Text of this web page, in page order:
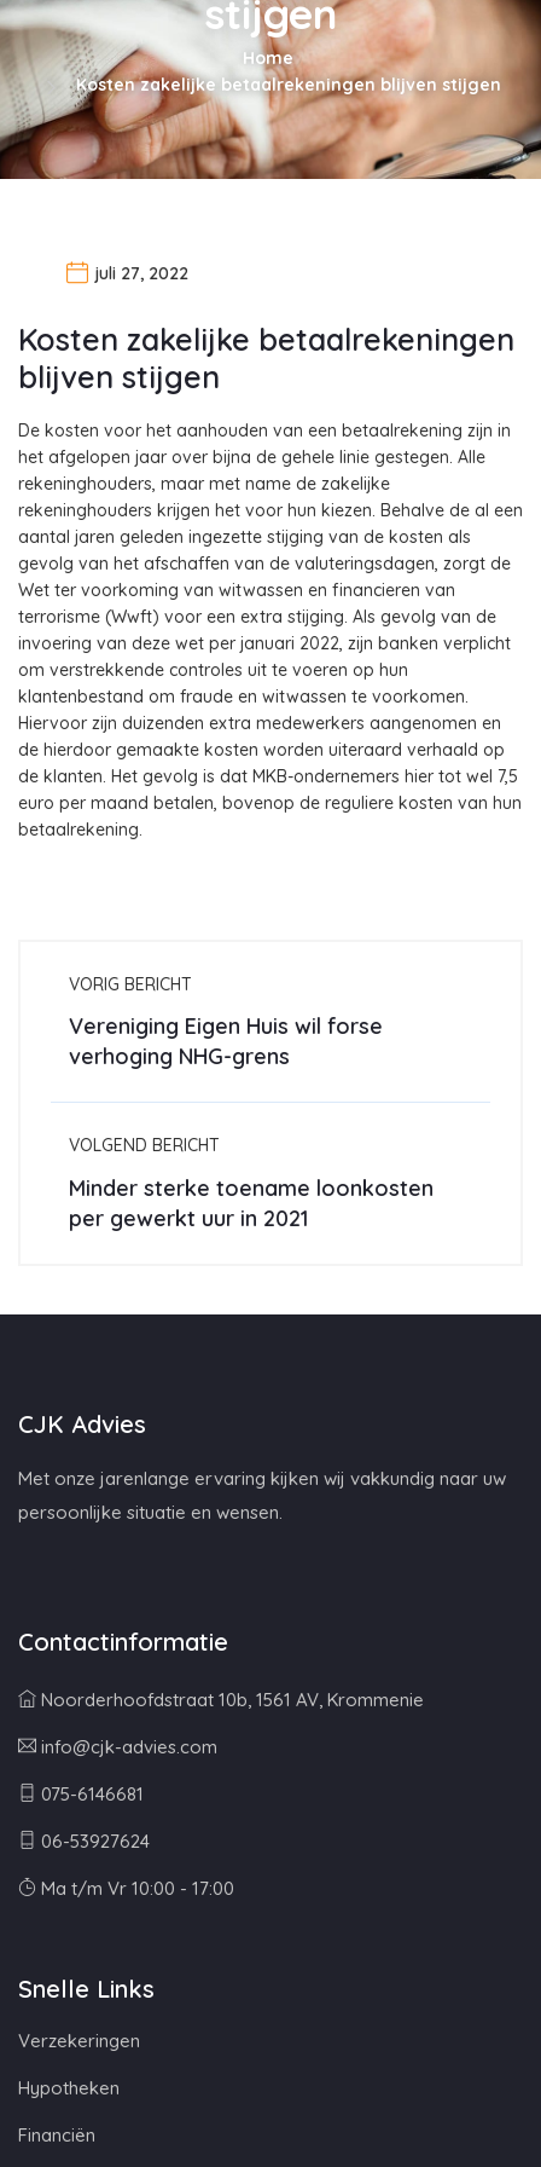
stijgen
Home
Kosten zakelijke betaalrekeningen blijven stijgen
juli 27, 2022
Kosten zakelijke betaalrekeningen
blijven stijgen
De kosten voor het aanhouden van een betaalrekening zijn in
het afgelopen jaar over bijna de gehele linie gestegen. Alle
rekeninghouders, maar met name de zakelijke
rekeninghouders krijgen het voor hun kiezen. Behalve de al een
aantal jaren geleden ingezette stijging van de kosten als
gevolg van het afschaffen van de valuteringsdagen, zorgt de
Wet ter voorkoming van witwassen en financieren van
terrorisme (Wwft) voor een extra stijging. Als gevolg van de
invoering van deze wet per januari 2022, zijn banken verplicht
om verstrekkende controles uit te voeren op hun
klantenbestand om fraude en witwassen te voorkomen.
Hiervoor zijn duizenden extra medewerkers aangenomen en
de hierdoor gemaakte kosten worden uiteraard verhaald op
de klanten. Het gevolg is dat MKB-ondernemers hier tot wel 7,5
euro per maand betalen, bovenop de reguliere kosten van hun
betaalrekening.
VORIG BERICHT
Vereniging Eigen Huis wil forse
verhoging NHG-grens
VOLGEND BERICHT
Minder sterke toename loonkosten
per gewerkt uur in 2021
CJK Advies
Met onze jarenlange ervaring kijken wij vakkundig naar uw
persoonlijke situatie en wensen.
Contactinformatie
Noorderhoofdstraat 10b, 1561 AV, Krommenie
info@cjk-advies.com
075-6146681
06-53927624
Ma t/m Vr 10:00 - 17:00
Snelle Links
Verzekeringen
Hypotheken
Financiën